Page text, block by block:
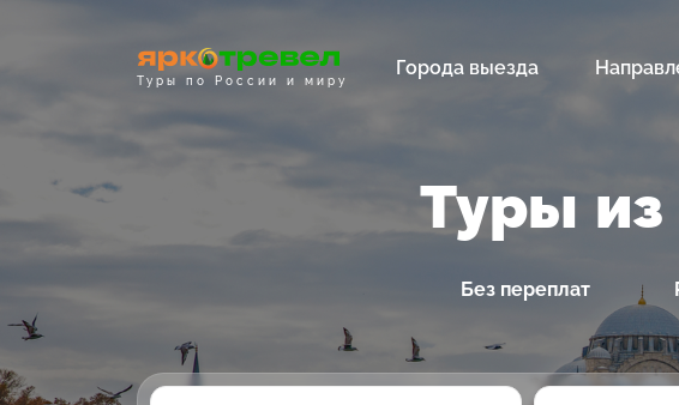
Туры по России и миру
Города выезда
Туры
Без переплат